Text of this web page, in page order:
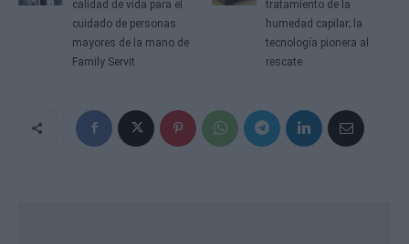
calidad de vida para el
cuidado de personas
mayores de la mano de
Family Servit
tratamiento de la
humedad capilar; la
tecnología pionera al
rescate